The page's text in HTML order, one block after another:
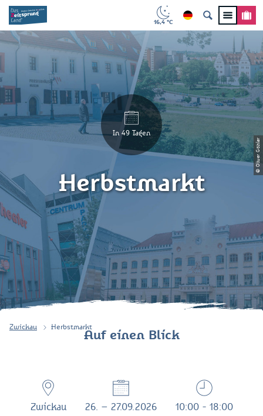
16,4 °C
© Oliver Göhler
In 49 Tagen
Herbstmarkt
Zwickau Herbstmarkt
Auf einen Blick
Zwickau
26. – 27.09.2026
10:00 - 18:00